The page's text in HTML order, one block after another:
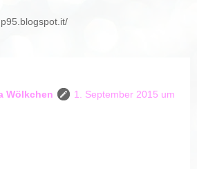
Wölkchen
1. September 2015 um